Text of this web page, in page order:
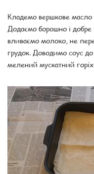
Кладемо вершкове
Додаємо борошно і
вливаємо молоко, не
грудок. Доводимо соус
мелений мускатний